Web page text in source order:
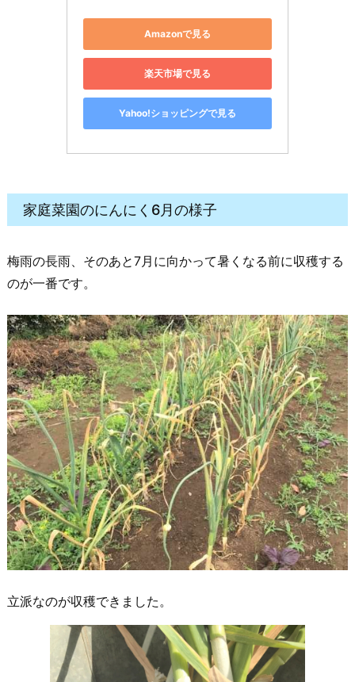
Amazonで見る
楽天市場で見る
Yahoo!ショッピングで見る
家庭菜園のにんにく6月の様子
梅雨の長雨、そのあと7月に向かって暑くなる前に収穫する
のが一番です。
立派なのが収穫できました。